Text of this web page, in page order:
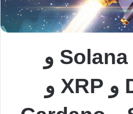
لماذا تحتل Solana و
Dogecoin و XRP و